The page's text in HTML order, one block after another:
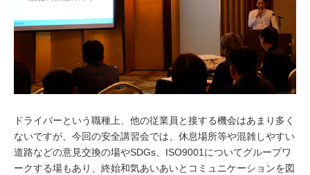
ドライバーという職種上、他の従業員と接する機会はあまり多く
ないですが、今回の安全講習会では、休息場所等や混雑しやすい
道路などの意見交換の場やSDGs、ISO9001についてグループワ
ークする場もあり、終始和気あいあいとコミュニケーションを図